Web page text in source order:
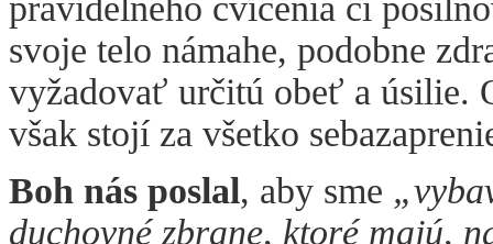
svoje telo námahe, podobne
vyžadovať určitú obeť a úsilie.
však stojí za všetko
Boh nás poslal, aby sme
duchovné zbrane, ktoré majú,